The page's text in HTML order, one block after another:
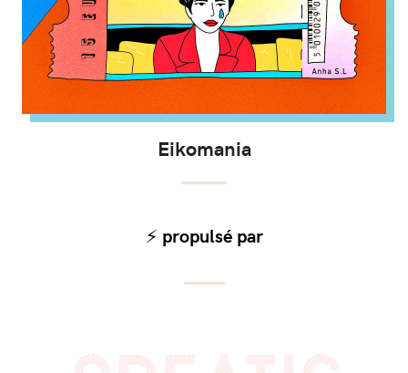
Eikomania
⚡️ propulsé par